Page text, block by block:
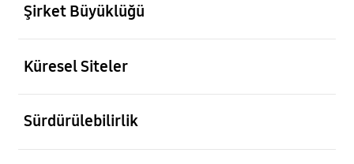
Şirket Büyüklüğü
Küresel Siteler
Sürdürülebilirlik